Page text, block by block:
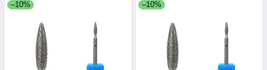
–10% –10%